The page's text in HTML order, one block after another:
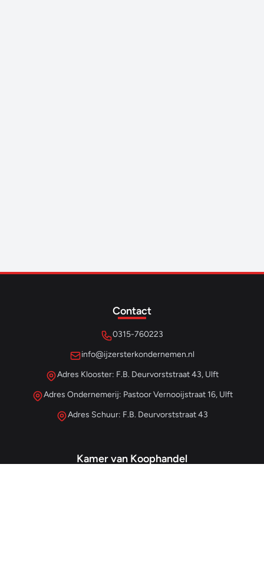
Contact
0315-760223
info@ijzersterkondernemen.nl
Adres Klooster: F.B. Deurvorststraat 43, Ulft
Adres Ondernemerij: Pastoor Vernooijstraat 16, Ulft
Adres Schuur: F.B. Deurvorststraat 43
Kamer van Koophandel